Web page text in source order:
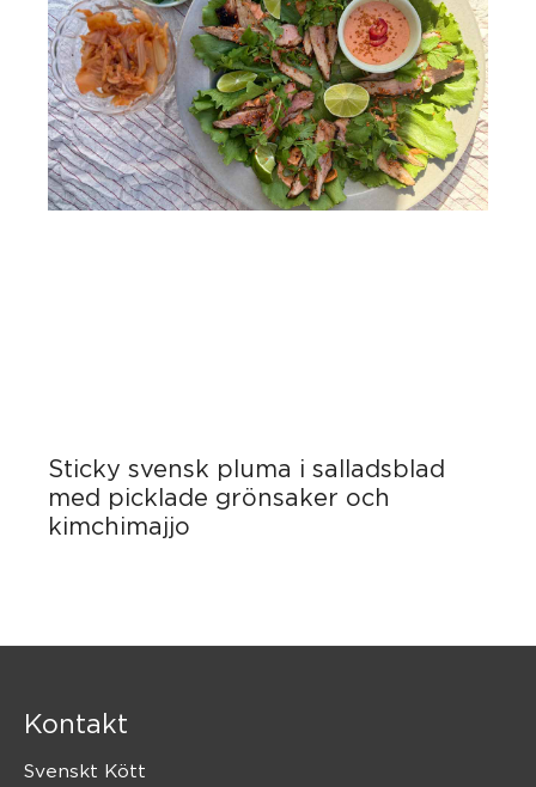
Sticky svensk pluma i salladsblad
med picklade grönsaker och
kimchimajjo
Kontakt
Svenskt Kött